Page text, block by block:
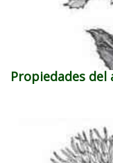
Propiedades